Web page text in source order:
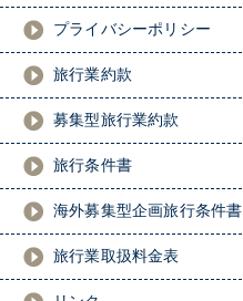
プライバシーポリシー
旅行業約款
募集型旅行業約款
旅行条件書
海外募集型企画旅行条件書
旅行業取扱料金表